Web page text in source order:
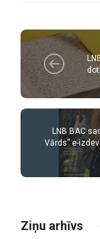
LNB BAC
Vārds” e-
Ziņu arhīvs